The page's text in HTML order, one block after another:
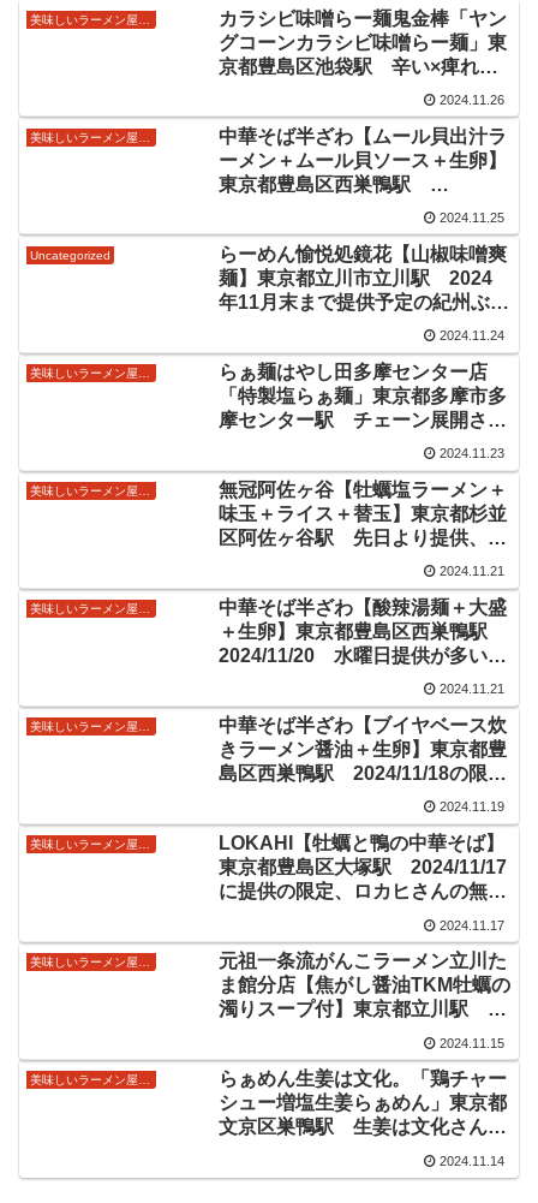
カラシビ味噌らー麺鬼金棒「ヤン
グコーンカラシビ味噌らー麺」東
京都豊島区池袋駅 辛い×痺れの
美味しい味噌ラーメン情報2024.11.26
中華そば半ざわ【ムール貝出汁ラ
ーメン＋ムール貝ソース＋生卵】
東京都豊島区西巣鴨駅
2024/11/24の激ウマ限定麺2024.11.25
Uncategorized
らーめん愉悦処鏡花【山椒味噌爽
麺】東京都立川市立川駅 2024
年11月末まで提供予定の紀州ぶど
う山椒使用の限定メニュー2024.11.24
らぁ麺はやし田多摩センター店
「特製塩らぁ麺」東京都多摩市多
摩センター駅 チェーン展開され
ているはやし田さんの塩ラーメン
2024.11.23
無冠阿佐ヶ谷【牡蠣塩ラーメン＋
味玉＋ライス＋替玉】東京都杉並
区阿佐ヶ谷駅 先日より提供、無
冠さんと言えば！な限定麺2024.11.21
中華そば半ざわ【酸辣湯麺＋大盛
＋生卵】東京都豊島区西巣鴨駅
2024/11/20 水曜日提供が多い町
2024.11.21
中華そば半ざわ【ブイヤベース炊
きラーメン醤油＋生卵】東京都豊
島区西巣鴨駅 2024/11/18の限定
2024.11.19
LOKAHI【牡蠣と鴨の中華そば】
東京都豊島区大塚駅 2024/11/17
に提供の限定、ロカヒさんの無化
2024.11.17
元祖一条流がんこラーメン立川た
ま館分店【焦がし醤油TKM牡蠣の
濁りスープ付】東京都立川駅
2024.11.15
らぁめん生姜は文化。「鶏チャー
シュー増塩生姜らぁめん」東京都
文京区巣鴨駅 生姜は文化さんの
レギュラーメニュー塩ラーメン
2024.11.14